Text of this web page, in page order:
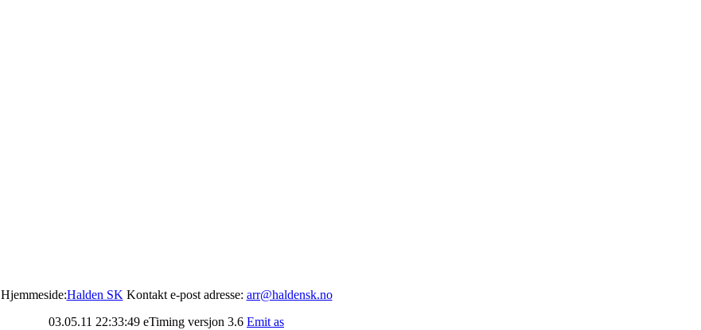
Hjemmeside:Halden SK Kontakt e-post adresse: arr@haldensk.no
03.05.11 22:33:49 eTiming versjon 3.6 Emit as